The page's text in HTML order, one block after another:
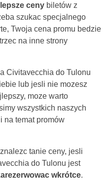
ceny biletów z
szukac specjalnego
Twoja cena promu bedzie
na inne strony
Civitavecchia do Tulonu
lub jesli nie mozesz
moze warto
wszystkich naszych
na temat promów
tanie ceny, jesli
do Tulonu jest
wkrótce.